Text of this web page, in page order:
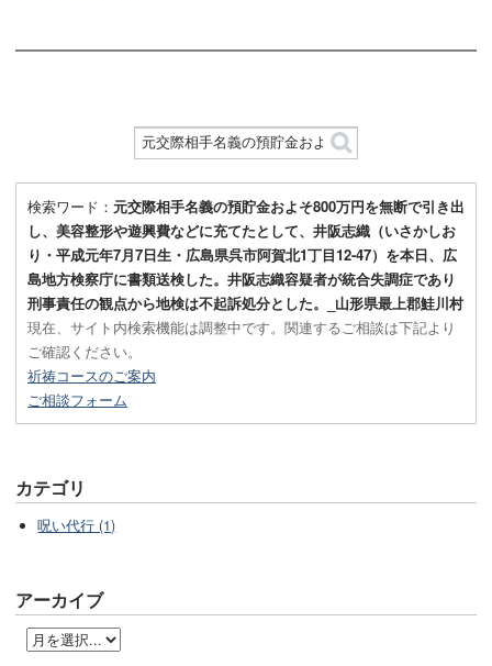
検索ワード： 元交際相手名義の預貯金およそ800万円を無断で引き出
し、美容整形や遊興費などに充てたとして、井阪志織（いさかしお
り・平成元年7月7日生・広島県呉市阿賀北1丁目12-47）を本日、広
島地方検察庁に書類送検した。井阪志織容疑者が統合失調症であり
刑事責任の観点から地検は不起訴処分とした。_山形県最上郡鮭川村
現在、サイト内検索機能は調整中です。関連するご相談は下記より
ご確認ください。
祈祷コースのご案内
ご相談フォーム
カテゴリ
呪い代行 (1)
アーカイブ